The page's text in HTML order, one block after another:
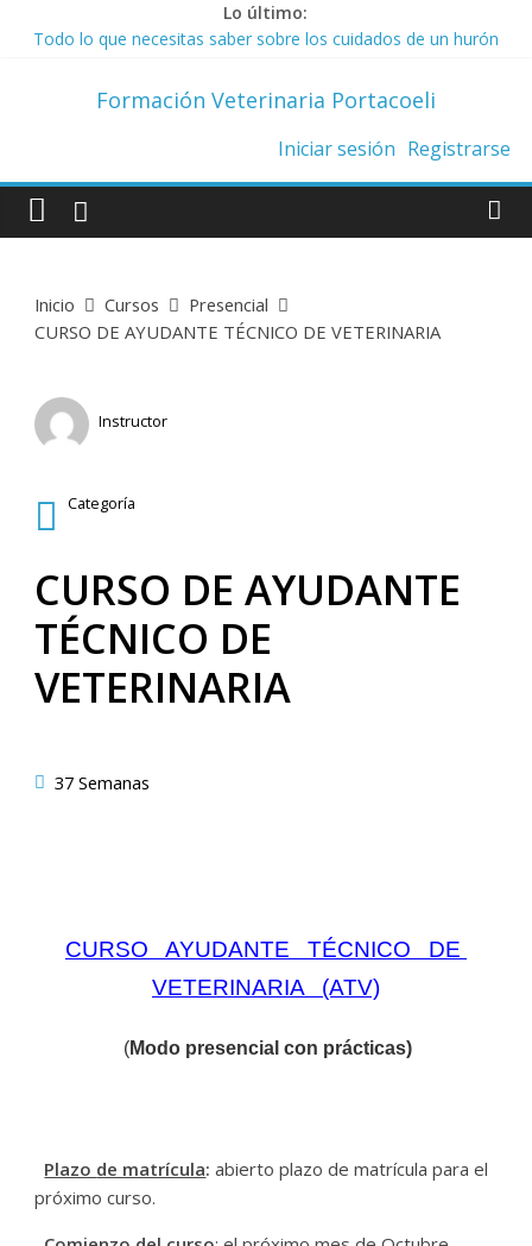
Lo último:
Todo lo que necesitas saber sobre los cuidados de un hurón
La Ley de Bienestar Animal prohíbe los collares de castigo
Ley de Bienestar Animal. Todo lo que necesitas saber.
Formación Veterinaria Portacoeli
Registrarse
Iniciar sesión
Inicio Cursos
Presencial
CURSO DE AYUDANTE TÉCNICO DE VETERINARIA
Instructor
Categoría
CURSO DE AYUDANTE
TÉCNICO DE
VETERINARIA
37 Semanas
CURSO AYUDANTE TÉCNICO DE
VETERINARIA (ATV)
(Modo presencial con prácticas)
Plazo de matrícula:abierto plazo de matrícula para el
próximo curso.